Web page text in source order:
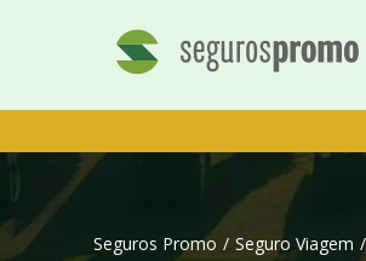
Seguros Promo / Seguro Viagem /